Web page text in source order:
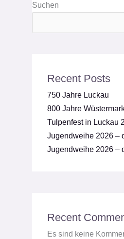
Suchen
Recent Posts
750 Jahre Luckau
800 Jahre
Tulpenfest in Luckau
Jugendweihe 2026 –
Jugendweihe 2026 –
Recent
Es sind keine